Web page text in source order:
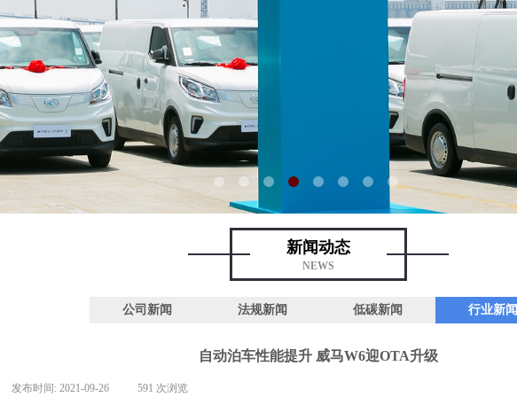
新闻动态
NEWS
公司新闻 法规新闻 低碳新闻 行业新闻
自动泊车性能提升 威马W6迎OTA升级
发布时间: 2021-09-26 591 次浏览